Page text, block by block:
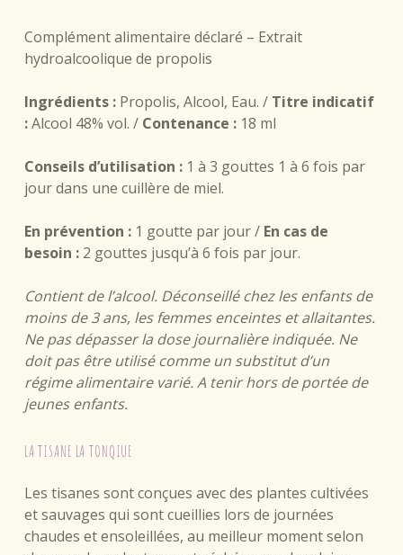
Complément alimentaire déclaré – Extrait
hydroalcoolique de propolis
Ingrédients :Propolis, Alcool, Eau. / Titre indicatif
:Alcool 48% vol. / Contenance :18 ml
Conseils d’utilisation :1 à 3 gouttes 1 à 6 fois par
jour dans une cuillère de miel.
En prévention :1 goutte par jour / En cas de
besoin :2 gouttes jusqu’à 6 fois par jour.
Contient de l’alcool. Déconseillé chez les enfants de
moins de 3 ans, les femmes enceintes et allaitantes.
Ne pas dépasser la dose journalière indiquée. Ne
doit pas être utilisé comme un substitut d’un
régime alimentaire varié. A tenir hors de portée de
jeunes enfants.
LA TISANE LA TONQIUE
Les tisanes sont conçues avec des plantes cultivées
et sauvages qui sont cueillies lors de journées
chaudes et ensoleillées, au meilleur moment selon